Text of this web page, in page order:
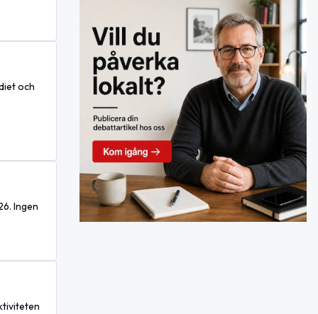
och
Ingen